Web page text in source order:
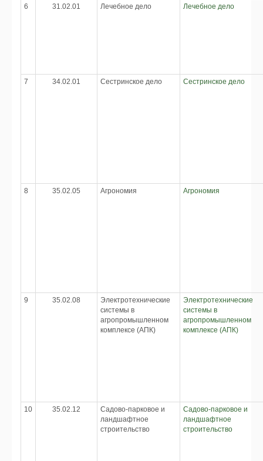
6 31.02.01 Лечебное дело Лечебное дело
7 34.02.01 Сестринское дело Сестринское дело
8 35.02.05 Агрономия Агрономия
9 35.02.08
Электротехнические
системы в
агропромышленном
комплексе (АПК)
Электротехнические
системы в
агропромышленном
комплексе (АПК)
10 35.02.12
Садово-парковое и
ландшафтное
строительство
Садово-парковое и
ландшафтное
строительство